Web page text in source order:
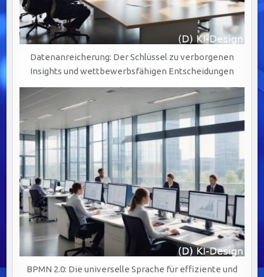
Datenanreicherung: Der Schlüssel zu verborgenen
Insights und wettbewerbsfähigen Entscheidungen
BPMN 2.0: Die universelle Sprache für effiziente und